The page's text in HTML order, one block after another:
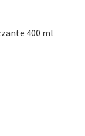
400 ml